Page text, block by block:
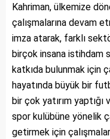
Kahriman, ülkemize
çalışmalarına devam
imza atarak, farklı
birçok insana istihdam
katkıda bulunmak için
hayatında büyük bir
bir çok yatırım yaptığı
spor kulübüne yönelik
getirmek için